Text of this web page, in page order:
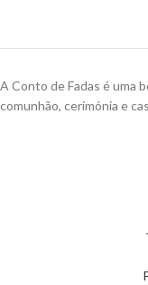
A Conto de Fadas é uma
comunhão, cerimónia e